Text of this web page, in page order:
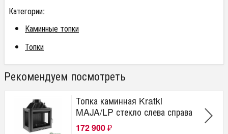
Категории:
Каминные топки
Топки
Рекомендуем посмотреть
Топка каминная Kratki
MAJA/LP стекло слева справа
172 900 ₽